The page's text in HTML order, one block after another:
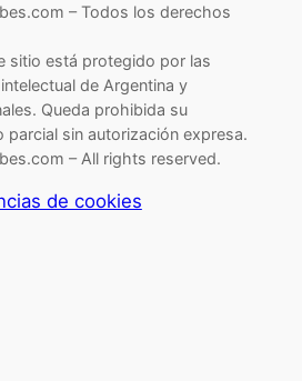
– Todos los derechos
sitio está protegido por las
de Argentina y
Queda prohibida su
parcial sin autorización expresa.
– All rights reserved.
de cookies